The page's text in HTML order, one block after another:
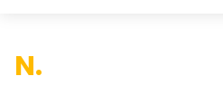
Nacion